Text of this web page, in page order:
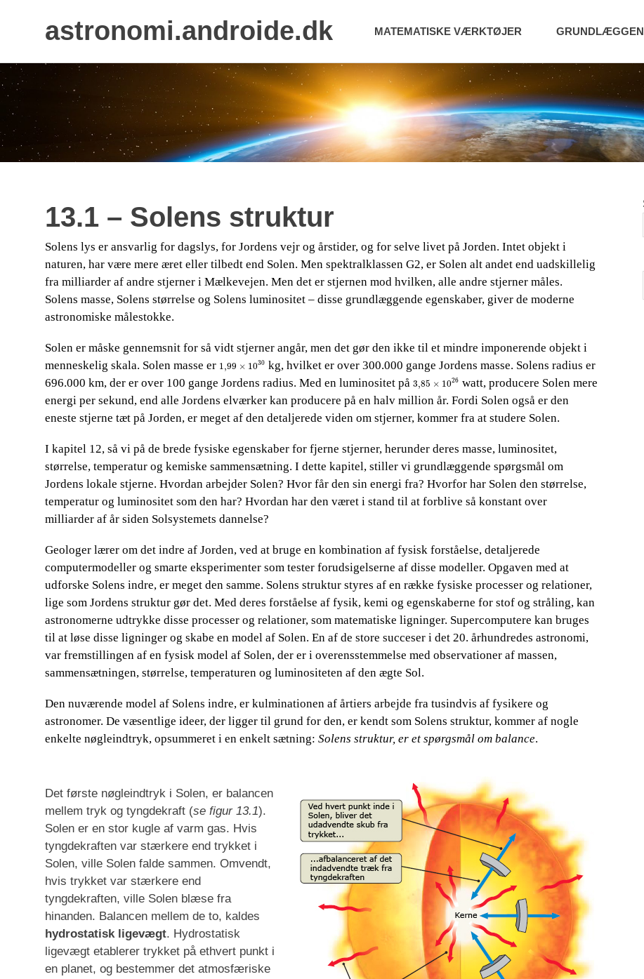
Skip
to
content
astronomi.androide.dk MATEMATISKE VÆRKTØJER
13.1 – Solens struktur
Solens lys er ansvarlig for dagslys, for Jordens vejr og årstider, og for selve livet på Jorden. Intet objekt i
naturen, har være mere æret eller tilbedt end Solen. Men spektralklassen G2, er Solen alt andet end uadskillelig
fra milliarder af andre stjerner i Mælkevejen. Men det er stjernen mod hvilken, alle andre stjerner måles.
Solens masse, Solens størrelse og Solens luminositet – disse grundlæggende egenskaber, giver de moderne
astronomiske målestokke.
Solen er måske gennemsnit for så vidt stjerner angår, men det gør den ikke til et mindre imponerende objekt i
menneskelig skala. Solen masse er​​ 1,99 × 1030
1,99 10 30
​​ kg, hvilket er over 300.000 gange Jordens masse. Solens radius er
696.000 km, der er over 100 gange Jordens radius. Med en luminositet på​​ 3,85 × 1026
3,85 10 26
​​ watt, producere Solen mere
energi per sekund, end alle Jordens elværker kan producere på en halv million år. Fordi Solen også er den
eneste stjerne tæt på Jorden, er meget af den detaljerede viden om stjerner, kommer fra at studere Solen.
I kapitel 12, så vi på de brede fysiske egenskaber for fjerne stjerner, herunder deres masse, luminositet,
størrelse, temperatur og kemiske sammensætning. I dette kapitel, stiller vi grundlæggende spørgsmål om
Jordens lokale stjerne. Hvordan arbejder Solen? Hvor får den sin energi fra? Hvorfor har Solen den størrelse,
temperatur og luminositet som den har? Hvordan har den været i stand til at forblive så konstant over
milliarder af år siden Solsystemets dannelse?
Geologer lærer om det indre af Jorden, ved at bruge en kombination af fysisk forståelse, detaljerede
computermodeller og smarte eksperimenter som tester forudsigelserne af disse modeller. Opgaven med at
udforske Solens indre, er meget den samme. Solens struktur styres af en række fysiske processer og relationer,
lige som Jordens struktur gør det. Med deres forståelse af fysik, kemi og egenskaberne for stof og stråling, kan
astronomerne udtrykke disse processer og relationer, som matematiske ligninger. Supercomputere kan bruges
til at løse disse ligninger og skabe en model af Solen. En af de store succeser i det 20. århundredes astronomi,
var fremstillingen af en fysisk model af Solen, der er i overensstemmelse med observationer af massen,
sammensætningen, størrelse, temperaturen og luminositeten af den ægte Sol.
Den nuværende model af Solens indre, er kulminationen af årtiers arbejde fra tusindvis af fysikere og
astronomer. De væsentlige ideer, der ligger til grund for den, er kendt som Solens struktur, kommer af nogle
enkelte nøgleindtryk, opsummeret i en enkelt sætning:​​ Solens struktur, er et spørgsmål om balance.
Det første nøgleindtryk i Solen, er balancen
mellem tryk og tyngdekraft (se figur 13.1).
Solen er en stor kugle af varm gas. Hvis
tyngdekraften var stærkere end trykket i
Solen, ville Solen falde sammen. Omvendt,
hvis trykket var stærkere end
tyngdekraften, ville Solen blæse fra
hinanden. Balancen mellem de to, kaldes
hydrostatisk ligevægt. Hydrostatisk
ligevægt etablerer trykket på ethvert punkt i
en planet, og bestemmer det atmosfæriske